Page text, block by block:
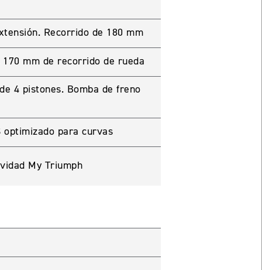
Recorrido de 180 mm
mm de recorrido de rueda
4 pistones. Bomba de freno
optimizado para curvas
My Triumph